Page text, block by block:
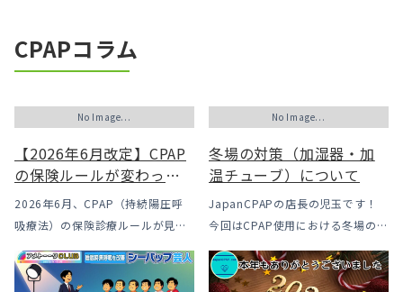
CPAPコラム
No Image...
【2026年6月改定】CPAP
の保険ルールが変わった
｜CPAPが使えなくなるか
も？変更のメリット・デ
う選択肢
2026年6月、CPAP（持続陽圧呼
吸療法）の保険診療ルールが見直
ルは下がった一方で、「続ける」
No Image...
冬場の対策（加湿器・加
温チューブ）について
JapanCPAPの店長の児玉です！
今回はCPAP使用における冬場のよ
露」についてのお話をさせて頂き